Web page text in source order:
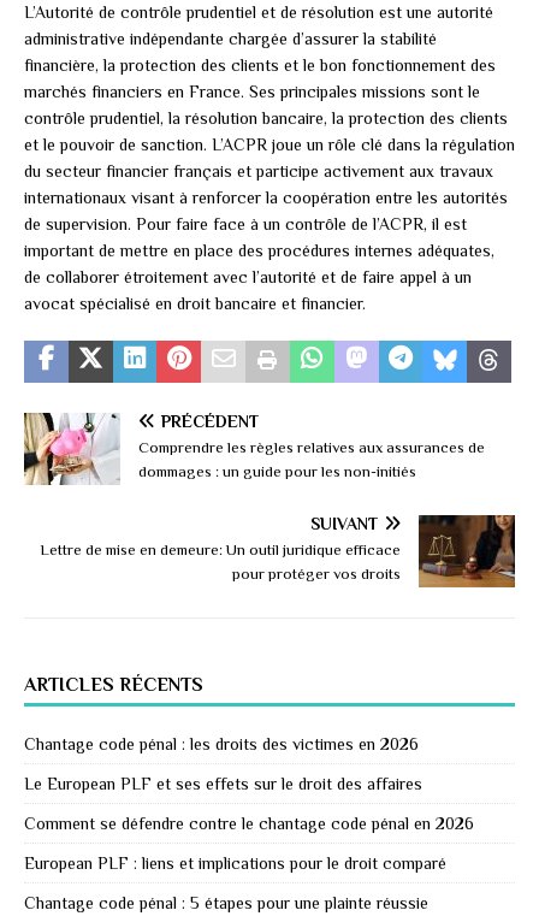
L’Autorité de contrôle prudentiel et de résolution est une autorité
administrative indépendante chargée d’assurer la stabilité
financière, la protection des clients et le bon fonctionnement des
marchés financiers en France. Ses principales missions sont le
contrôle prudentiel, la résolution bancaire, la protection des clients
et le pouvoir de sanction. L’ACPR joue un rôle clé dans la régulation
du secteur financier français et participe activement aux travaux
internationaux visant à renforcer la coopération entre les autorités
de supervision. Pour faire face à un contrôle de l’ACPR, il est
important de mettre en place des procédures internes adéquates,
de collaborer étroitement avec l’autorité et de faire appel à un
avocat spécialisé en droit bancaire et financier.
PRÉCÉDENT
Comprendre les règles relatives aux assurances de
dommages : un guide pour les non-initiés
SUIVANT
Lettre de mise en demeure: Un outil juridique efficace
pour protéger vos droits
ARTICLES RÉCENTS
Chantage code pénal : les droits des victimes en 2026
Le European PLF et ses effets sur le droit des affaires
Comment se défendre contre le chantage code pénal en 2026
European PLF : liens et implications pour le droit comparé
Chantage code pénal : 5 étapes pour une plainte réussie